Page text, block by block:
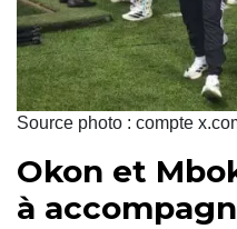
Source photo : compte
Okon et
à